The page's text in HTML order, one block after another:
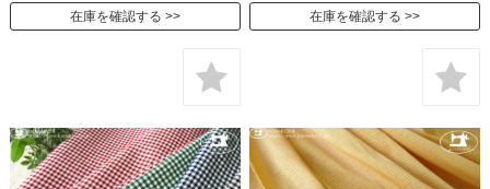
在庫を確認する 在庫を確認する